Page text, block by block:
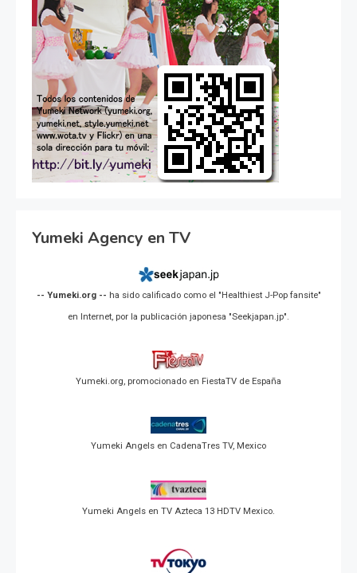
Yumeki Agency en TV
-- Yumeki.org -- ha sido calificado como el "Healthiest J-Pop fansite"
en Internet, por la publicación japonesa "Seekjapan.jp".
Yumeki.org, promocionado en FiestaTV de España
Yumeki Angels en CadenaTres TV, Mexico
Yumeki Angels en TV Azteca 13 HDTV Mexico.